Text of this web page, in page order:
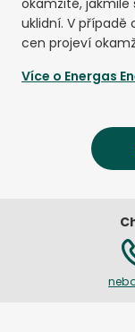
okamžitě,
uklidní. V případě
cen projeví
Více o Energas